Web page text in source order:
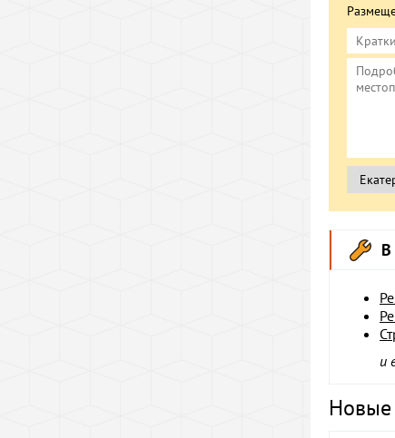
В
и
Новые